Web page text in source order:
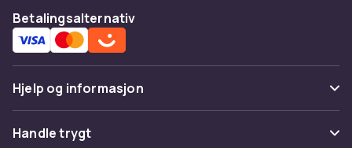
Betalingsalternativ
Hjelp og informasjon
Vanlige spørsmål
Handle trygt